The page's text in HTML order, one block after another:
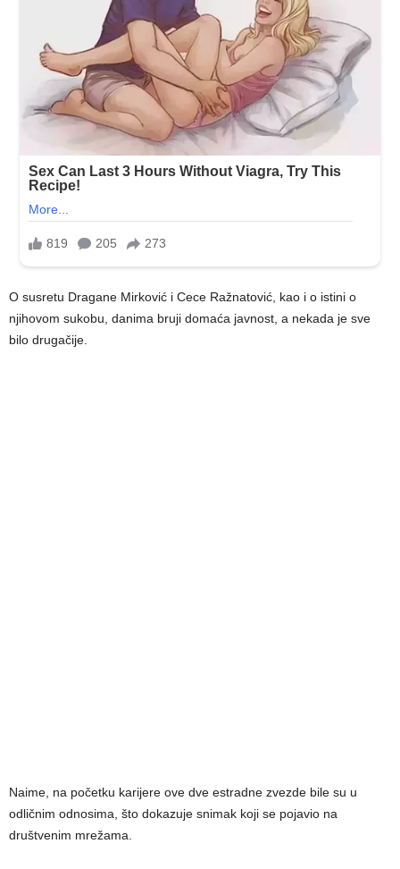
O susretu Dragane Mirković i Cece Ražnatović, kao i o istini o
njihovom sukobu, danima bruji domaća javnost, a nekada je sve
bilo drugačije.
Naime, na početku karijere ove dve estradne zvezde bile su u
odličnim odnosima, što dokazuje snimak koji se pojavio na
društvenim mrežama.